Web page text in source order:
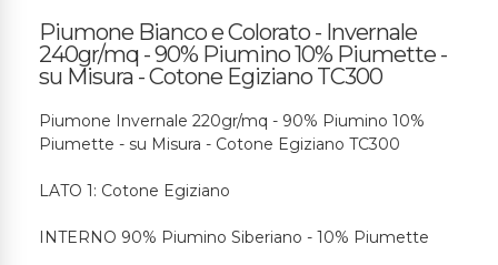
Piumone Bianco e Colorato - Invernale
240gr/mq - 90% Piumino 10% Piumette -
su Misura - Cotone Egiziano TC300
Piumone Invernale 220gr/mq - 90% Piumino 10%
Piumette - su Misura - Cotone Egiziano TC300
LATO 1: Cotone Egiziano
INTERNO 90% Piumino Siberiano - 10% Piumette